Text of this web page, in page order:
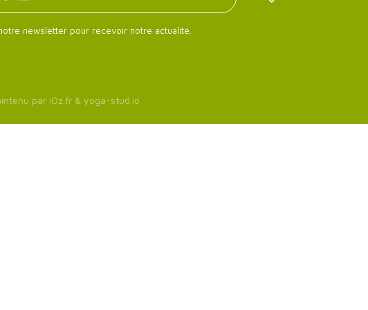
newsletter pour recevoir notre actualité.
par iOz.fr & yoga-stud.io